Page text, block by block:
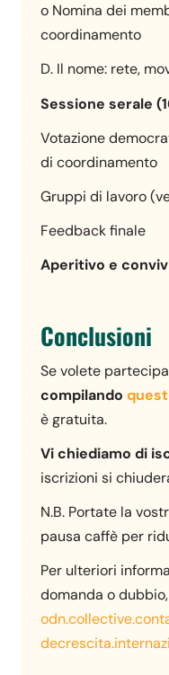
o Nomina dei
coordinamento
D. Il nome: rete,
Sessione serale
Votazione
di coordinamento
Gruppi di lavoro
Feedback finale
Aperitivo e
Conclusioni
Se volete
compilando
è gratuita.
Vi chiediamo di
iscrizioni si
N.B. Portate la
pausa caffè per
Per ulteriori
domanda o